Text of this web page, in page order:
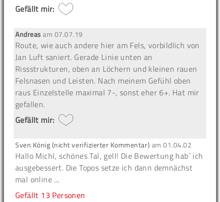
Gefällt mir:
Andreasam 07.07.19
Route, wie auch andere hier am Fels, vorbildlich von
Jan Luft saniert. Gerade Linie unten an
Rissstrukturen, oben an Löchern und kleinen rauen
Felsnasen und Leisten. Nach meinem Gefühl oben
raus Einzelstelle maximal 7-, sonst eher 6+. Hat mir
gefallen.
Gefällt mir:
Sven König (nicht verifizierter Kommentar) am01.04.02
Hallo Michl, schönes Tal, gell! Die Bewertung hab´ ich
ausgebessert. Die Topos setze ich dann demnächst
mal online ...
Gefällt 13 Personen